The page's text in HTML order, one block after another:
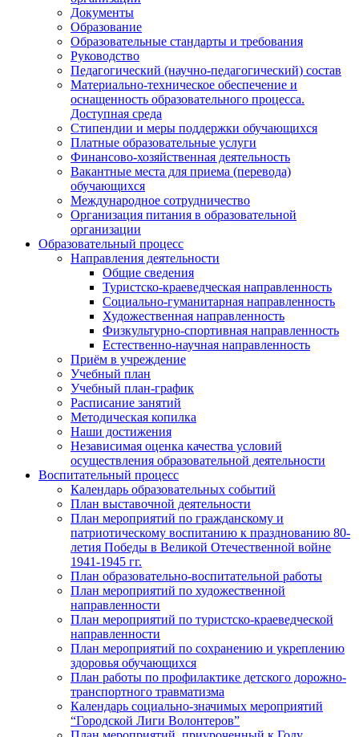
Документы
Образование
Образовательные стандарты и требования
Руководство
Педагогический (научно-педагогический) состав
Материально-техническое обеспечение и
оснащенность образовательного процесса.
Доступная среда
Стипендии и меры поддержки обучающихся
Платные образовательные услуги
Финансово-хозяйственная деятельность
Вакантные места для приема (перевода)
обучающихся
Международное сотрудничество
Организация питания в образовательной
организации
Образовательный процесс
Направления деятельности
Общие сведения
Туристско-краеведческая направленность
Социально-гуманитарная направленность
Художественная направленность
Физкультурно-спортивная направленность
Естественно-научная направленность
Приём в учреждение
Учебный план
Учебный план-график
Расписание занятий
Методическая копилка
Наши достижения
Независимая оценка качества условий
осуществления образовательной деятельности
Воспитательный процесс
Календарь образовательных событий
План выставочной деятельности
План мероприятий по гражданскому и
патриотическому воспитанию к празднованию 80-
летия Победы в Великой Отечественной войне
1941-1945 гг.
План образовательно-воспитательной работы
План мероприятий по художественной
направленности
План мероприятий по туристско-краеведческой
направленности
План мероприятий по сохранению и укреплению
здоровья обучающихся
План работы по профилактике детского дорожно-
транспортного травматизма
Календарь социально-значимых мероприятий
“Городской Лиги Волонтеров”